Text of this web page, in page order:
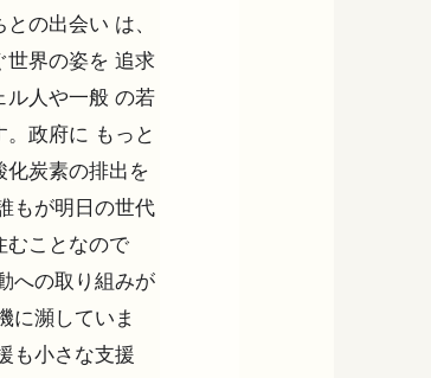
の出会い は、
世界の姿を 追求
ル人や一般 の若
政府に もっと
化炭素の排出を
もが明日の世代
むことなので
への取り組みが
に瀕していま
も小さな支援